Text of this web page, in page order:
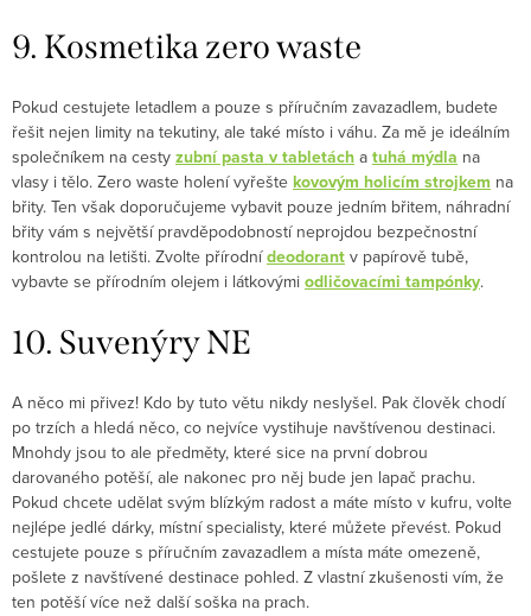
9. Kosmetika zero waste
Pokud cestujete letadlem a pouze s příručním zavazadlem, budete
řešit nejen limity na tekutiny, ale také místo i váhu. Za mě je ideálním
společníkem na cesty zubní pasta v tabletách a tuhá mýdla na
vlasy i tělo. Zero waste holení vyřešte kovovým holicím strojkem na
břity. Ten však doporučujeme vybavit pouze jedním břitem, náhradní
břity vám s největší pravděpodobností neprojdou bezpečnostní
kontrolou na letišti. Zvolte přírodnídeodorant v papírově tubě,
vybavte se přírodním olejem i látkovými odličovacími tampónky.
10. Suvenýry NE
A něco mi přivez! Kdo by tuto větu nikdy neslyšel. Pak člověk chodí
po trzích a hledá něco, co nejvíce vystihuje navštívenou destinaci.
Mnohdy jsou to ale předměty, které sice na první dobrou
darovaného potěší, ale nakonec pro něj bude jen lapač prachu.
Pokud chcete udělat svým blízkým radost a máte místo v kufru, volte
nejlépe jedlé dárky, místní specialisty, které můžete převést. Pokud
cestujete pouze s příručním zavazadlem a místa máte omezeně,
pošlete z navštívené destinace pohled. Z vlastní zkušenosti vím, že
ten potěší více než další soška na prach.